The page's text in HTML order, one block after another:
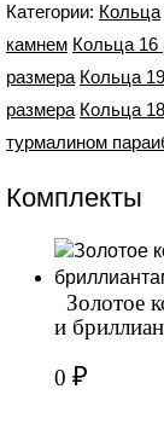
Категории: Кольца
камнем Кольца 16
размера Кольца
размера Кольца
турмалином
Комплекты
Золотое
и
0 ₽